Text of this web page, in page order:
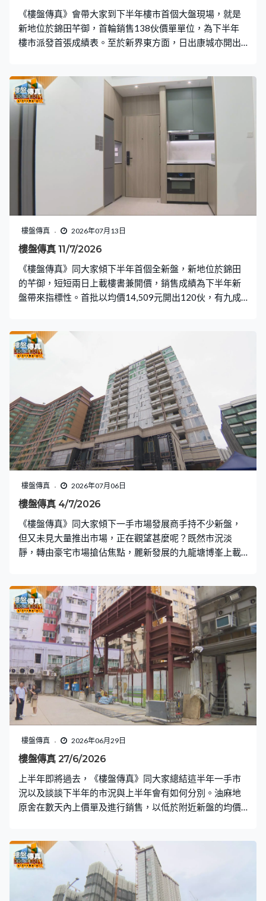
《樓盤傳真》會帶大家到下半年樓市首個大盤現場，就是
新地位於錦田芊御，首輪銷售138伙價單單位，為下半年
樓市派發首張成績表。至於新界東方面，日出康城亦開出
加價1.2%，不過仔細比較單位呎價升幅比均價多。上半年
豪宅市道價量齊升，合共錄得134宗登記買賣，下半年未
必能夠維持。〈業主新睇驗〉會帶大家看維港一線景觀，
逾1,300平方呎的四房戶，是位於啟德天璽·海。樓價7,000
萬元，呎價也逾5萬元，質素可否對得起價錢？〈設計廊〉
的單位是新型居屋，以「開門見廳」設計，有別於之前
「開門見廁」的戶型，設計上可以有甚麼不同玩法呢？單
位更有2隻貓咪居住，設計以及所選用的物料都需要照顧貓
樓盤傳真 2026年07月13日
樓盤傳真 11/7/2026
《樓盤傳真》同大家傾下半年首個全新盤，新地位於錦田
的芊御，短短兩日上載樓書兼開價，銷售成績為下半年新
盤帶來指標性。首批以均價14,509元開出120伙，有九成
轉，政府推地保守，只推出何文田一幅住宅用地，提供
280伙，發展商亦同樣對強拍重建保守，到底是甚麼原
因？ 〈業主新睇驗〉會與大家到啟德前跑道區驗收天瀧三
房戶，是樓盤較入門的類別。天瀧由6間發展商聯合發展，
交樓質素會否有更大保證呢？ 〈設計廊〉的戶主有一些珍
藏多年的「寶物」，搬入屯門南浪海灣的新居，希望在設
計上可以將這些「寶物」布滿全屋。
樓盤傳真 2026年07月06日
樓盤傳真 4/7/2026
《樓盤傳真》同大家傾下一手市場發展商手持不少新盤，
但又未見大量推出市場，正在觀望甚麼呢？既然市況淡
靜，轉由豪宅市場搶佔焦點，麗新發展的九龍塘博峯上載
用地截標，是首個片區開發土地招標，接獲2份標書，包括
恒地獨資以及中海外、招商局置地、信置等6間發展商合資
投標，面對全新發展模式，發展商會如何「拆招」？〈業
主新睇驗〉會到大圍畢架·金峰驗收約1,000呎的三房貨尾
單位，樓盤自2022年推出，放置數年，發展商的保養工夫
是否足夠呢？〈設計廊〉的主角是來自韓國的一家四口，
居住在直望海景的貝沙灣大宅，希望可以呼應窗外景色，
擁抱大自然。
樓盤傳真 2026年06月29日
樓盤傳真 27/6/2026
上半年即將過去，《樓盤傳真》同大家總結這半年一手市
況以及談談下半年的市況與上半年會有如何分別。油麻地
原舍在數天內上價單及進行銷售，以低於附近新盤的均價
準包含家具，對於日後同類型單位的銷售手法會否埋下伏
筆？下一個推出的新盤，預料會是新地位於錦田的芊御，
會了解附近的環境及市況。 〈設計廊〉的主角是位於何文
田樓齡逾60年的舊樓，舊樓的好處就是可拆除間隔靈活性